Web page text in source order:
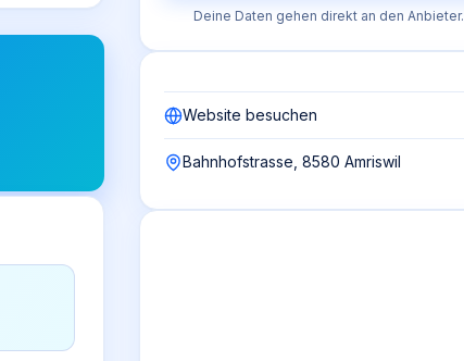
Deine Daten gehen direkt an den Anbieter.
Website besuchen
Bahnhofstrasse, 8580 Amriswil